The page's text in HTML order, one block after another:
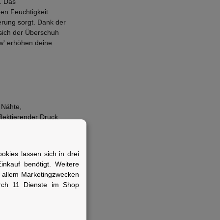
Das
Feuchtigkeit
sorgt. Dank der
der Überschuh
erhöhen deine
Druck,
und Wärme
lassen sich in drei
benötigt. Weitere
Marketingzwecken
11 Dienste im Shop